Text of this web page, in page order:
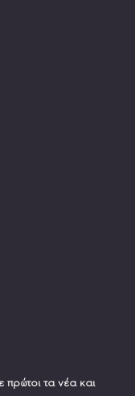
πρώτοι τα νέα και